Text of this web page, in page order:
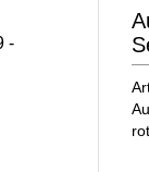
-
rot